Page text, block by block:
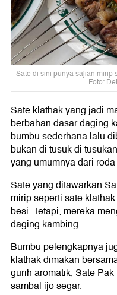
Sate di sini punya sajian mirip
Foto:
Sate klathak yang jadi
berbahan dasar daging
bumbu sederhana lalu
bukan di tusuk di
yang umumnya dari
Sate yang ditawarkan
mirip seperti sate
besi. Tetapi, mereka
daging kambing.
Bumbu pelengkapnya
klathak dimakan
gurih aromatik, Sate
sambal ijo segar.